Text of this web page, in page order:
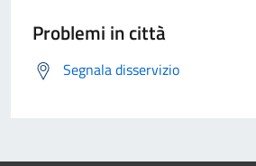
Problemi in città
Segnala disservizio